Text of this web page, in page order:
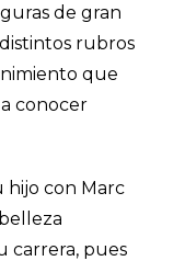
de gran
rubros
que
conocer
hijo con Marc
carrera, pues